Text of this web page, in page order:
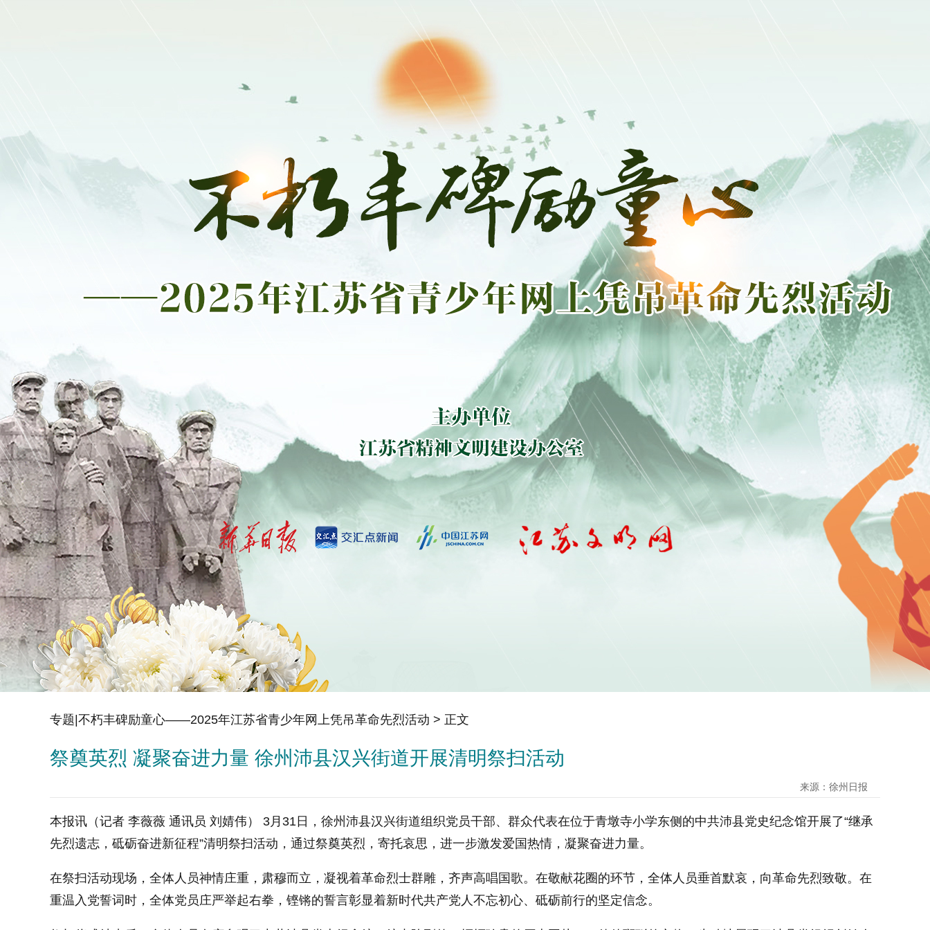
专题|不朽丰碑励童心——2025年江苏省青少年网上凭吊革命先烈活动 > 正文
祭奠英烈 凝聚奋进力量 徐州沛县汉兴街道开展清明祭扫活动
来源：徐州日报
本报讯（记者 李薇薇 通讯员 刘婧伟） 3月31日，徐州沛县汉兴街道组织党员干部、群众代表在位于青墩寺小学东侧的中共沛县党史纪念馆开展了“继承
先烈遗志，砥砺奋进新征程”清明祭扫活动，通过祭奠英烈，寄托哀思，进一步激发爱国热情，凝聚奋进力量。
在祭扫活动现场，全体人员神情庄重，肃穆而立，凝视着革命烈士群雕，齐声高唱国歌。在敬献花圈的环节，全体人员垂首默哀，向革命先烈致敬。在
重温入党誓词时，全体党员庄严举起右拳，铿锵的誓言彰显着新时代共产党人不忘初心、砥砺前行的坚定信念。